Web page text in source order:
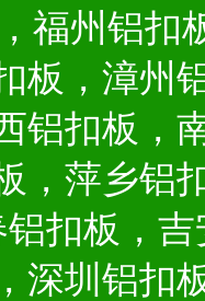
福州铝扣
板，漳州
铝扣板，
，萍乡铝
扣板，
深圳铝扣